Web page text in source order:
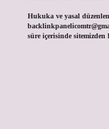
Hukuka ve yasal
süre içerisinde sitemizden